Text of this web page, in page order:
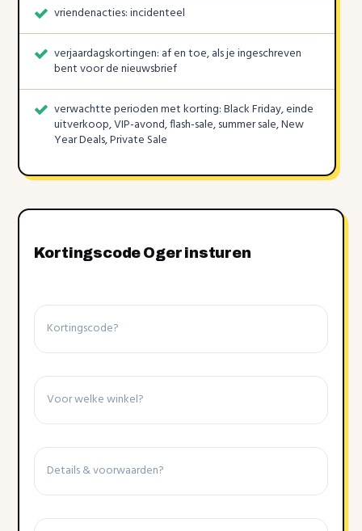
vriendenacties: incidenteel
verjaardagskortingen: af en toe, als je ingeschreven
bent voor de nieuwsbrief
verwachtte perioden met korting: Black Friday, einde
uitverkoop, VIP-avond, flash-sale, summer sale, New
Year Deals, Private Sale
Kortingscode Oger insturen
Kortingscode
Winkel
Details
voorwaarden
Einddatum